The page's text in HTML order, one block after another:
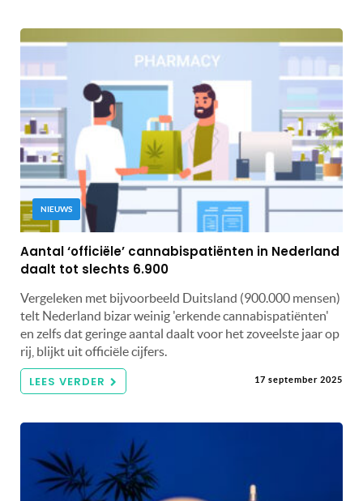
NIEUWS
Aantal ‘officiële’ cannabispatiënten in Nederland
daalt tot slechts 6.900
Vergeleken met bijvoorbeeld Duitsland (900.000 mensen)
telt Nederland bizar weinig 'erkende cannabispatiënten'
en zelfs dat geringe aantal daalt voor het zoveelste jaar op
rij, blijkt uit officiële cijfers.
LEES VERDER 17 september 2025